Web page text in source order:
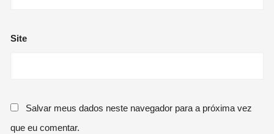
Site
Salvar meus dados neste navegador para a próxima vez
que eu comentar.